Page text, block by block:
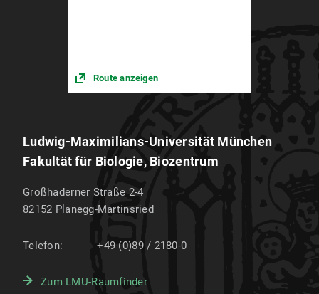
Route anzeigen
Ludwig-Maximilians-Universität München
Fakultät für Biologie, Biozentrum
Großhaderner Straße 2-4
82152 Planegg-Martinsried
Telefon: +49 (0)89 / 2180-0
Zum LMU-Raumfinder